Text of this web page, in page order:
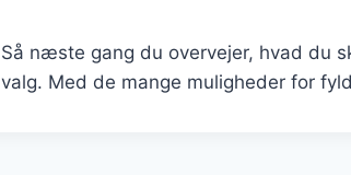
Så næste gang du overvejer, hvad du
valg. Med de mange muligheder for